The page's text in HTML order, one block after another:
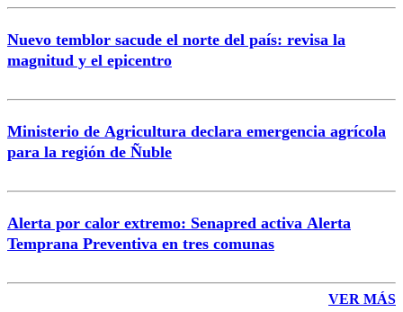
Nuevo temblor sacude el norte del país: revisa la
magnitud y el epicentro
Ministerio de Agricultura declara emergencia agrícola
para la región de Ñuble
Alerta por calor extremo: Senapred activa Alerta
Temprana Preventiva en tres comunas
VER MÁS